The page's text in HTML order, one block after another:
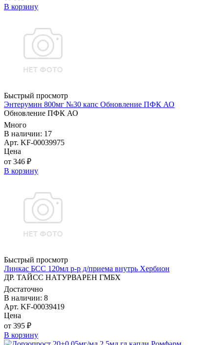
В корзину
Быстрый просмотр
Энтерумин 800мг №30 капс Обновление ПФК АО
Обновление ПФК АО
Много
В наличии: 17
Арт. KF-00039975
Цена
от 346 ₽
В корзину
Быстрый просмотр
Линкас БСС 120мл р-р д/приема внутрь Хербион
ДР. ТАЙСС НАТУРВАРЕН ГМБХ
Достаточно
В наличии: 8
Арт. KF-00039419
Цена
от 395 ₽
В корзину